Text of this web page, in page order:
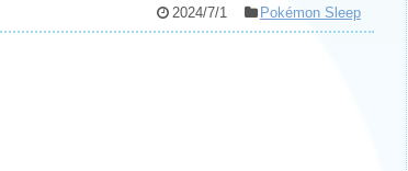
2024/7/1 Pokémon Sleep